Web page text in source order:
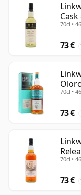
70cl •
73 €
70cl •
73 €
70cl •
73 €